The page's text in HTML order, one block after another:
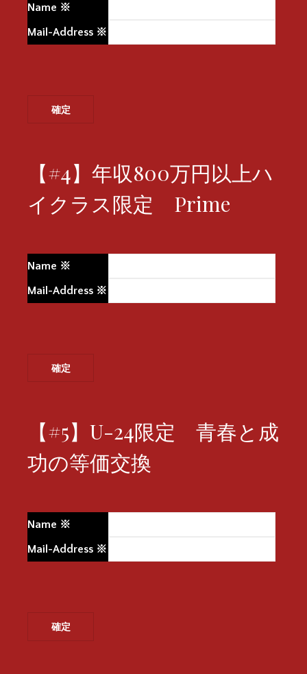
Name ※
Mail-Address ※
【#4】年収800万円以上ハ
イクラス限定 Prime
Name ※
Mail-Address ※
【#5】U-24限定 青春と成
功の等価交換
Name ※
Mail-Address ※